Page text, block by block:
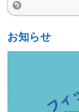
お知らせ